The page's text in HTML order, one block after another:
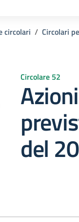
circolari Circolari
Circolare 52
del